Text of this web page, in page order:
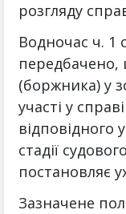
розгляду
Водночас ч. 1
передбачено,
(боржника) у
участі у
відповідного
стадії
постановляє
Зазначене